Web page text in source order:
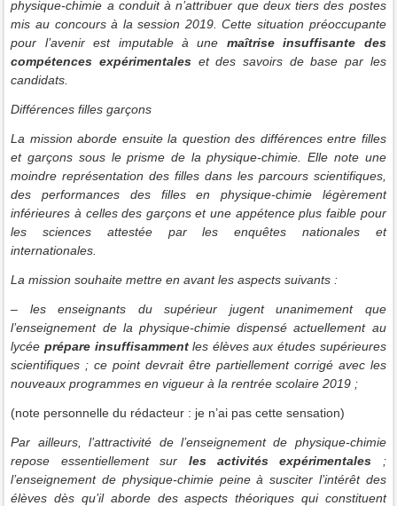
physique-chimie a conduit à n’attribuer que deux tiers des postes
mis au concours à la session 2019. Cette situation préoccupante
pour l’avenir est imputable à une maîtrise insuffisante des
compétences expérimentales et des savoirs de base par les
candidats.
Différences filles garçons
La mission aborde ensuite la question des différences entre filles
et garçons sous le prisme de la physique-chimie. Elle note une
moindre représentation des filles dans les parcours scientifiques,
des performances des filles en physique-chimie légèrement
inférieures à celles des garçons et une appétence plus faible pour
les sciences attestée par les enquêtes nationales et
internationales.
La mission souhaite mettre en avant les aspects suivants :
– les enseignants du supérieur jugent unanimement que
l’enseignement de la physique-chimie dispensé actuellement au
lycéeprépare insuffisammentles élèves aux études supérieures
scientifiques ; ce point devrait être partiellement corrigé avec les
nouveaux programmes en vigueur à la rentrée scolaire 2019 ;
(note personnelle du rédacteur : je n’ai pas cette sensation)
Par ailleurs, l’attractivité de l’enseignement de physique-chimie
repose essentiellement sur les activités expérimentales ;
l’enseignement de physique-chimie peine à susciter l’intérêt des
élèves dès qu’il aborde des aspects théoriques qui constituent